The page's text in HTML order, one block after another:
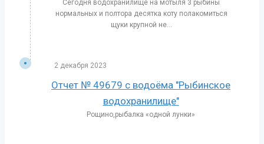
Сегодня водохранилище на мотыля 3 рыбины
нормальных и полтора десятка коту полакомиться
щуки крупной не...
2 декабря 2023
Отчет № 49679 с водоёма "Рыбинское
водохранилище"
Рощино,рыбалка «одной лунки»